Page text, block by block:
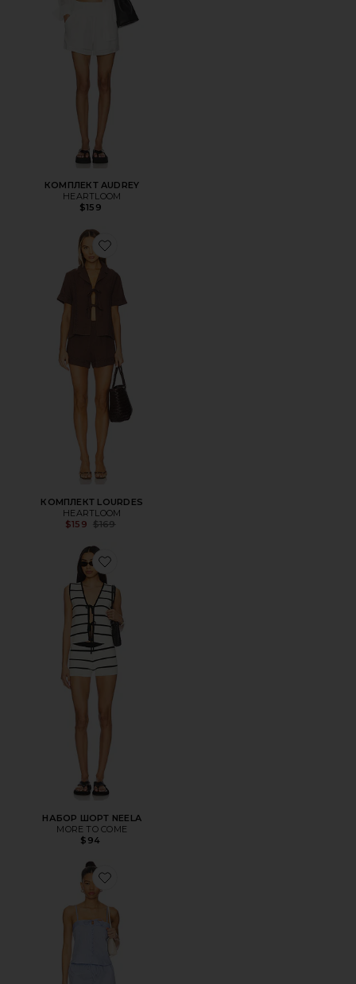
КОМПЛЕКТ AUDREY
HEARTLOOM
$159
Favorite КОМПЛЕКТ LOURDES
КОМПЛЕКТ LOURDES
HEARTLOOM
$159 Previous price:
$169
Favorite НАБОР ШОРТ NEELA
НАБОР ШОРТ NEELA
MORE TO COME
$94
Favorite РОМПЕР MYRTLE